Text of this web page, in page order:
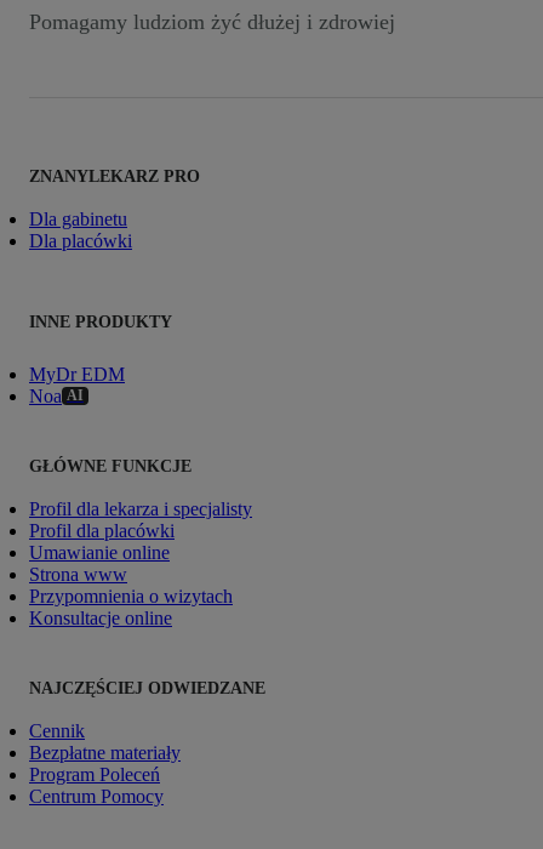
Pomagamy ludziom żyć dłużej i zdrowiej
ZNANYLEKARZ PRO
Dla gabinetu
Dla placówki
INNE PRODUKTY
MyDr EDM
Noa AI
GŁÓWNE FUNKCJE
Profil dla lekarza i specjalisty
Profil dla placówki
Umawianie online
Strona www
Przypomnienia o wizytach
Konsultacje online
NAJCZĘŚCIEJ ODWIEDZANE
Cennik
Bezpłatne materiały
Program Poleceń
Centrum Pomocy